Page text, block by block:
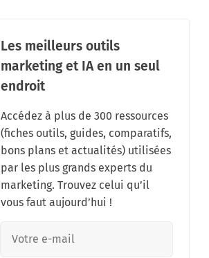
Les meilleurs outils
marketing et IA en un seul
endroit
Accédez à plus de 300 ressources
(fiches outils, guides, comparatifs,
bons plans et actualités) utilisées
par les plus grands experts du
marketing. Trouvez celui qu’il
vous faut aujourd’hui !